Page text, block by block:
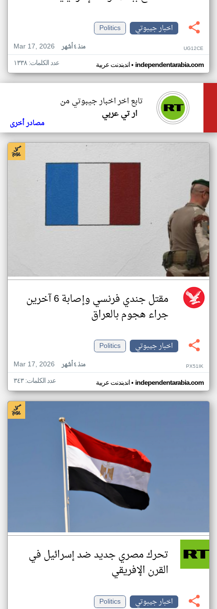
اخبار جيبوتي
Politics
Mar 17, 2026
منذ ٤ أشهر UG12CE
اندبندنت عربية• independentarabia.com عدد الكلمات: ١٣٣٨
تابع اخر اخبار جيبوتي من
ار تي عربي
مصادر أخرى
مقتل جندي فرنسي وإصابة 6 آخرين
جراء هجوم بالعراق
اخبار جيبوتي
Politics
Mar 17, 2026
منذ ٤ أشهر PX51IK
اندبندنت عربية• independentarabia.com عدد الكلمات: ٣٤٣
تحرك مصري جديد ضد إسرائيل في
القرن الإفريقي
اخبار جيبوتي
Politics